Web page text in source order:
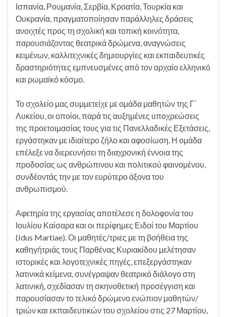
Ισπανία, Ρουμανία, Σερβία, Κροατία, Τουρκία και
Ουκρανία, πραγματοποίησαν παράλληλες δράσεις
ανοιχτές προς τη σχολική και τοπική κοινότητα,
παρουσιάζοντας θεατρικά δρώμενα, αναγνώσεις
κειμένων, καλλιτεχνικές δημιουργίες και εκπαιδευτικές
δραστηριότητες εμπνευσμένες από τον αρχαίο ελληνικό
και ρωμαϊκό κόσμο.
Το σχολείο μας συμμετείχε με ομάδα μαθητών της Γ΄
Λυκείου, οι οποίοι, παρά τις αυξημένες υποχρεώσεις
της προετοιμασίας τους για τις Πανελλαδικές Εξετάσεις,
εργάστηκαν με ιδιαίτερο ζήλο και αφοσίωση. Η ομάδα
επέλεξε να διερευνήσει τη διαχρονική έννοια της
προδοσίας ως ανθρώπινου και πολιτικού φαινομένου,
συνδέοντάς την με τον ευρύτερο άξονα του
ανθρωπισμού.
Αφετηρία της εργασίας αποτέλεσε η δολοφονία του
Ιουλίου Καίσαρα και οι περίφημες Ειδοί του Μαρτίου
(Idus Martiae). Οι μαθητές/τριες με τη βοήθεια της
καθηγήτριάς τους Παρθένας Κυριακίδου μελέτησαν
ιστορικές και λογοτεχνικές πηγές, επεξεργάστηκαν
λατινικά κείμενα, συνέγραψαν θεατρικό διάλογο στη
λατινική, σχεδίασαν τη σκηνοθετική προσέγγιση και
παρουσίασαν το τελικό δρώμενο ενώπιον μαθητών/
τριών και εκπαιδευτικών του σχολείου στις 27 Μαρτίου,